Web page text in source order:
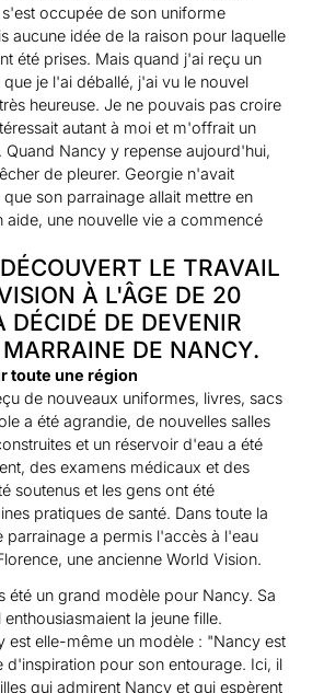
occupée de son uniforme
aucune idée de la raison pour laquelle
été prises. Mais quand j'ai reçu un
je l'ai déballé, j'ai vu le nouvel
heureuse. Je ne pouvais pas croire
autant à moi et m'offrait un
Quand Nancy y repense aujourd'hui,
de pleurer. Georgie n'avait
son parrainage allait mettre en
aide, une nouvelle vie a commencé
LE TRAVAIL
À L'ÂGE DE 20
DÉCIDÉ DE DEVENIR
DE NANCY.
toute une région
de nouveaux uniformes, livres, sacs
a été agrandie, de nouvelles salles
et un réservoir d'eau a été
des examens médicaux et des
soutenus et les gens ont été
pratiques de santé. Dans toute la
parrainage a permis l'accès à l'eau
une ancienne World Vision.
été un grand modèle pour Nancy. Sa
la jeune fille.
est elle-même un modèle : "Nancy est
d'inspiration pour son entourage. Ici, il
qui admirent Nancy et qui espèrent